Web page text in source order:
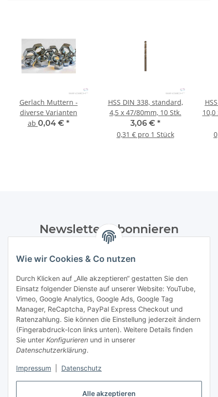
Alle akzeptieren
Wie wir Cookies & Co nutzen
Durch Klicken auf „Alle akzeptieren“ gestatten Sie den
Einsatz folgender Dienste auf unserer Website: YouTube,
Vimeo, Google Analytics, Google Ads, Google Tag
Manager, ReCaptcha, PayPal Express Checkout und
Ratenzahlung. Sie können die Einstellung jederzeit ändern
(Fingerabdruck-Icon links unten). Weitere Details finden
Sie unter Konfigurieren und in unserer
Datenschutzerklärung.
Impressum Datenschutz
Gerlach Muttern -
diverse Varianten
ab 0,04 € *
HSS DIN 338, standard,
4,5 x 47/80mm, 10 Stk.
3,06 € *
0,31 € pro 1 Stück
Newsletter Abonnieren
Datenschutzerklärungregelmäßig und jederzeit widerruflich
Abonnieren
Informationen
Gesetzliche Informationen
Vertrag widerrufen